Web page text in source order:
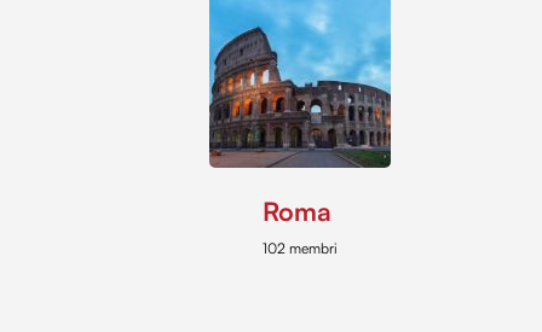
Roma
102 membri